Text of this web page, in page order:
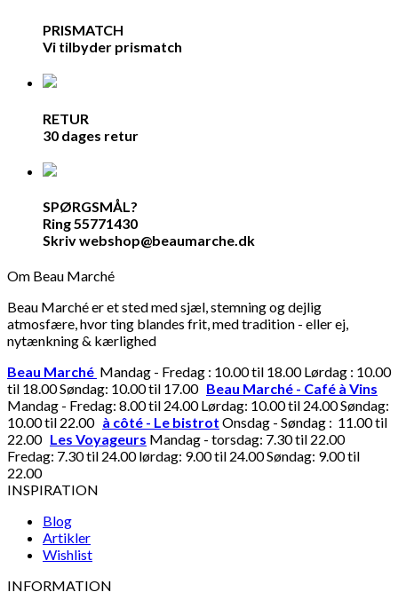
PRISMATCH
Vi tilbyder prismatch
RETUR
30 dages retur
SPØRGSMÅL?
Ring 55771430
Skriv webshop@beaumarche.dk
Om Beau Marché
Beau Marché er et sted med sjæl, stemning og dejlig
atmosfære, hvor ting blandes frit, med tradition - eller ej,
nytænkning & kærlighed
Beau Marché Mandag - Fredag : 10.00 til 18.00 Lørdag : 10.00
til 18.00 Søndag: 10.00 til 17.00 Beau Marché - Café à Vins
Mandag - Fredag: 8.00 til 24.00 Lørdag: 10.00 til 24.00 Søndag:
10.00 til 22.00 à côté - Le bistrot Onsdag - Søndag : 11.00 til
22.00 Les Voyageurs Mandag - torsdag: 7.30 til 22.00
Fredag: 7.30 til 24.00 lørdag: 9.00 til 24.00 Søndag: 9.00 til
22.00
INSPIRATION
Blog
Artikler
Wishlist
INFORMATION